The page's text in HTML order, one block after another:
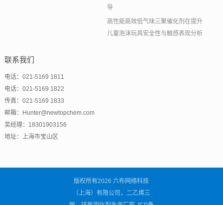
导
高性能高效低气味三聚催化剂在提升
儿童泡沫玩具安全性与触感表现分析
联系我们
电话：021-5169 1811
电话：021-5169 1822
传真：021-5169 1833
邮箱：Hunter@newtopchem.com
吴经理：18301903156
地址：上海市宝山区
版权所有2026 六布网络科技
（上海）有限公司，二乙烯三